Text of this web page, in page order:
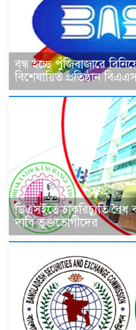
বন্ধ হচ্ছে পুঁজিবাজারে
বিশেষায়িত প্রতিষ্ঠান
ডিএসইতে চাকরিচ্যুতি বৈধ
দাবি ভুক্তভোগীদের